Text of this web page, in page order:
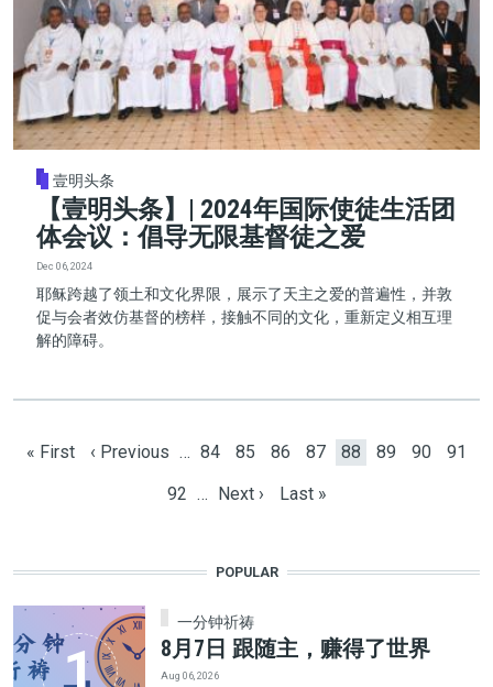
壹明头条
【壹明头条】| 2024年国际使徒生活团
体会议：倡导无限基督徒之爱
Dec 06, 2024
耶稣跨越了领土和文化界限，展示了天主之爱的普遍性，并敦
促与会者效仿基督的榜样，接触不同的文化，重新定义相互理
解的障碍。
First page
« First Previous page
‹ Previous … Page
84 Page
85 Page
86 Page
87 Current page
88 Page
89 Page
90 Page
91
Page
92 … Next page
Next › Last page
Last »
POPULAR
一分钟祈祷
8月7日 跟随主，赚得了世界
Aug 06, 2026